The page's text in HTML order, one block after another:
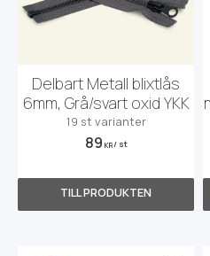
Delbart Metall blixtlås
6mm, Grå/svart oxid YKK
19 st varianter
89 KR/ st